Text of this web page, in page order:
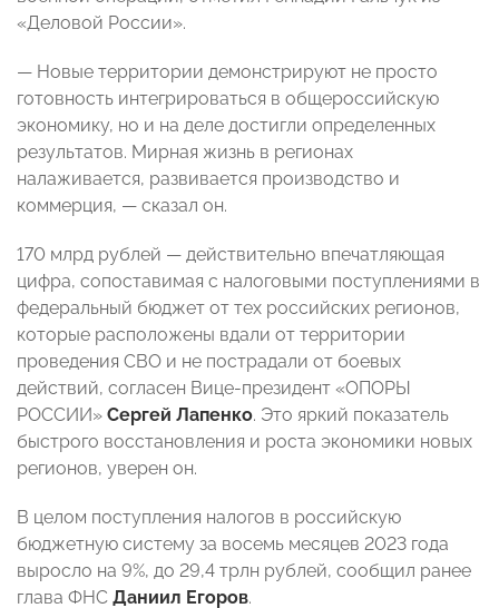
«Деловой России».
— Новые территории демонстрируют не просто
готовность интегрироваться в общероссийскую
экономику, но и на деле достигли определенных
результатов. Мирная жизнь в регионах
налаживается, развивается производство и
коммерция, — сказал он.
170 млрд рублей — действительно впечатляющая
цифра, сопоставимая с налоговыми поступлениями в
федеральный бюджет от тех российских регионов,
которые расположены вдали от территории
проведения СВО и не пострадали от боевых
действий, согласен Вице-президент «ОПОРЫ
РОССИИ» Сергей Лапенко. Это яркий показатель
быстрого восстановления и роста экономики новых
регионов, уверен он.
В целом поступления налогов в российскую
бюджетную систему за восемь месяцев 2023 года
выросло на 9%, до 29,4 трлн рублей, сообщил ранее
глава ФНС Даниил Егоров.